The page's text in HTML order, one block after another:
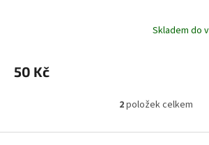
Skladem do
50 Kč
O
l
2položek celkem